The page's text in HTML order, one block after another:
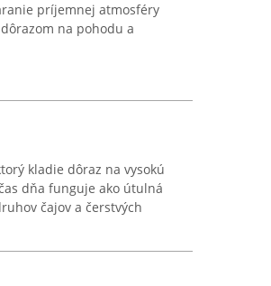
príjemnej atmosféry
na pohodu a
kladie dôraz na vysokú
dňa funguje ako útulná
čajov a čerstvých